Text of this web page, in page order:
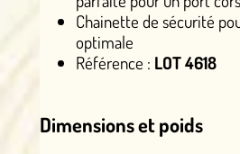
Chainette de sécurité
optimale
Référence : LOT 4618
Dimensions et poids